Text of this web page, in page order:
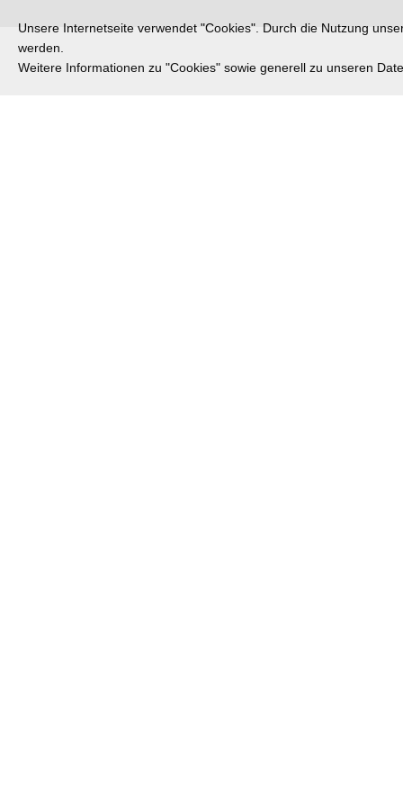
Unsere Internetseite verwendet "Cookies". Durch die Nutzung
werden.
Weitere Informationen zu "Cookies" sowie generell zu unseren